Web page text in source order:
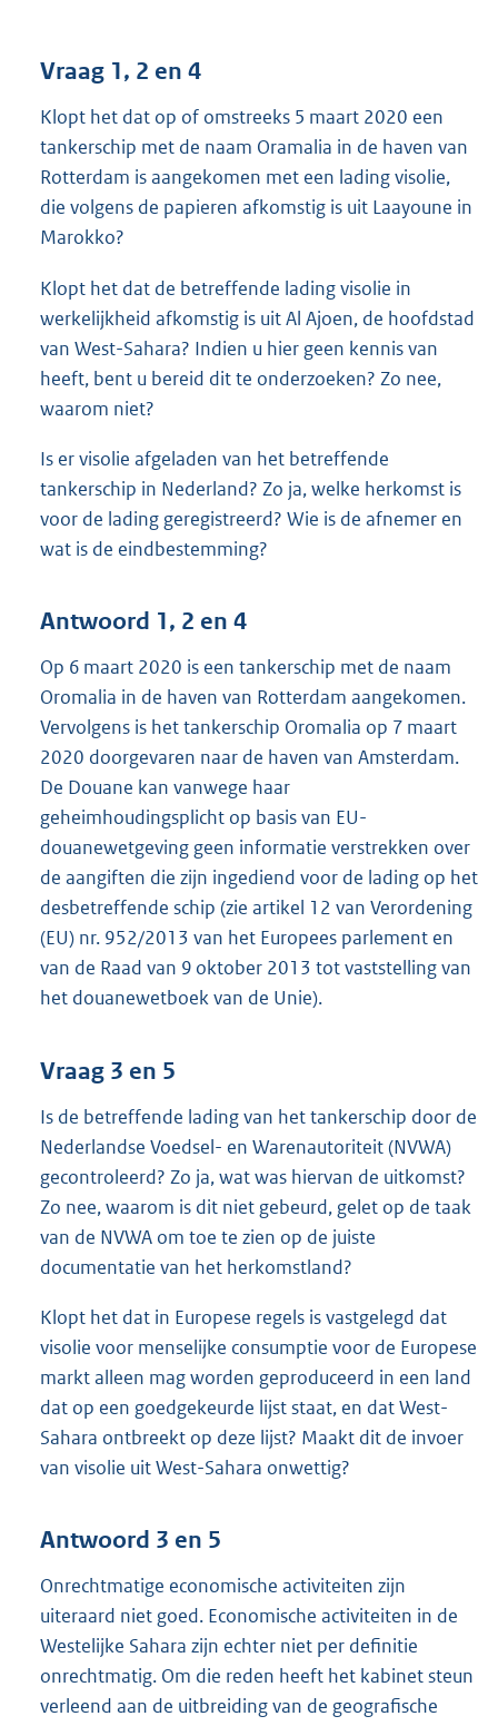
Vraag 1, 2 en 4
Klopt het dat op of omstreeks 5 maart 2020 een
tankerschip met de naam Oramalia in de haven van
Rotterdam is aangekomen met een lading visolie,
die volgens de papieren afkomstig is uit Laayoune in
Marokko?
Klopt het dat de betreffende lading visolie in
werkelijkheid afkomstig is uit Al Ajoen, de hoofdstad
van West-Sahara? Indien u hier geen kennis van
heeft, bent u bereid dit te onderzoeken? Zo nee,
waarom niet?
Is er visolie afgeladen van het betreffende
tankerschip in Nederland? Zo ja, welke herkomst is
voor de lading geregistreerd? Wie is de afnemer en
wat is de eindbestemming?
Antwoord 1, 2 en 4
Op 6 maart 2020 is een tankerschip met de naam
Oromalia in de haven van Rotterdam aangekomen.
Vervolgens is het tankerschip Oromalia op 7 maart
2020 doorgevaren naar de haven van Amsterdam.
De Douane kan vanwege haar
geheimhoudingsplicht op basis van EU-
douanewetgeving geen informatie verstrekken over
de aangiften die zijn ingediend voor de lading op het
desbetreffende schip (zie artikel 12 van Verordening
(EU) nr. 952/2013 van het Europees parlement en
van de Raad van 9 oktober 2013 tot vaststelling van
het douanewetboek van de Unie).
Vraag 3 en 5
Is de betreffende lading van het tankerschip door de
Nederlandse Voedsel- en Warenautoriteit (NVWA)
gecontroleerd? Zo ja, wat was hiervan de uitkomst?
Zo nee, waarom is dit niet gebeurd, gelet op de taak
van de NVWA om toe te zien op de juiste
documentatie van het herkomstland?
Klopt het dat in Europese regels is vastgelegd dat
visolie voor menselijke consumptie voor de Europese
markt alleen mag worden geproduceerd in een land
dat op een goedgekeurde lijst staat, en dat West-
Sahara ontbreekt op deze lijst? Maakt dit de invoer
van visolie uit West-Sahara onwettig?
Antwoord 3 en 5
Onrechtmatige economische activiteiten zijn
uiteraard niet goed. Economische activiteiten in de
Westelijke Sahara zijn echter niet per definitie
onrechtmatig. Om die reden heeft het kabinet steun
verleend aan de uitbreiding van de geografische